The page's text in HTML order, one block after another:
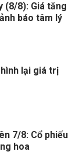
(8/8): Giá tăng
báo tâm lý
hình lại giá trị
7/8: Cổ phiếu
hoa